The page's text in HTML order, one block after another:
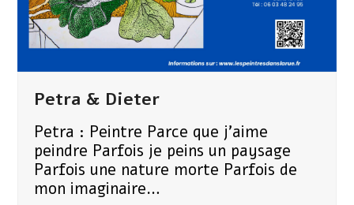
Petra & Dieter
Petra : Peintre Parce que j'aime
peindre Parfois je peins un paysage
Parfois une nature morte Parfois de
mon imaginaire…